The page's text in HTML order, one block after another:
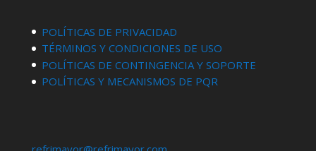
POLÍTICAS DE PRIVACIDAD
TÉRMINOS Y CONDICIONES DE USO
POLÍTICAS DE CONTINGENCIA Y SOPORTE
POLÍTICAS Y MECANISMOS DE PQR